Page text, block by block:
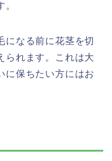
になる前に花茎を切
られます。これは大
に保ちたい方にはお